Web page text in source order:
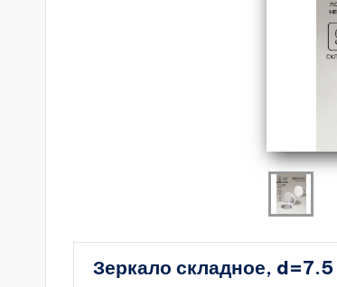
Зеркало складное, d=7.5